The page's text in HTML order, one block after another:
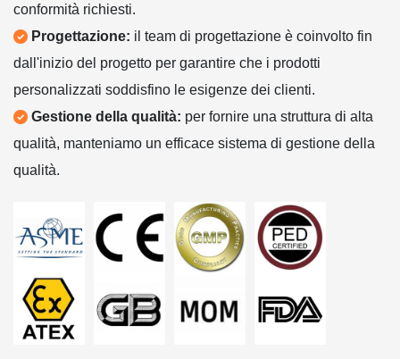
conformità richiesti.
Progettazione: il team di progettazione è coinvolto fin
dall'inizio del progetto per garantire che i prodotti
personalizzati soddisfino le esigenze dei clienti.
Gestione della qualità: per fornire una struttura di alta
qualità, manteniamo un efficace sistema di gestione della
qualità.